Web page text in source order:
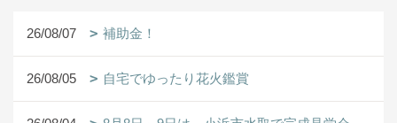
26/08/07 補助金！
26/08/05 自宅でゆったり花火鑑賞